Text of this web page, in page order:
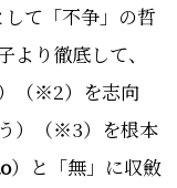
て「不争」の哲
り徹底して、
（※2） を志向
）（※3）を根本
）と「無」に収斂